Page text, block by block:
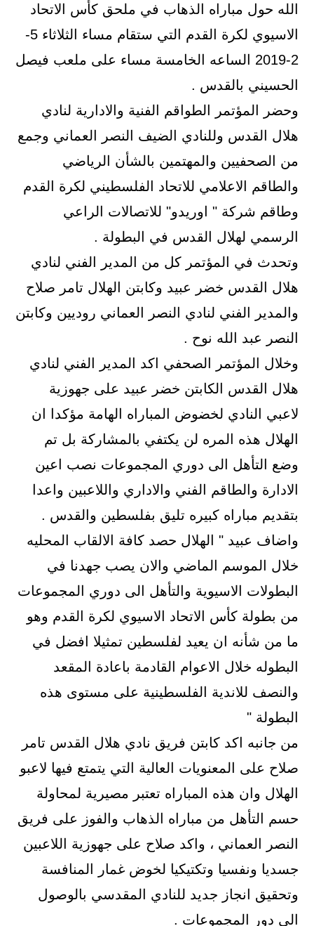
الله حول مباراه الذهاب في ملحق كأس الاتحاد
الاسيوي لكرة القدم التي ستقام مساء الثلاثاء 5-
2-2019 الساعه الخامسة مساء على ملعب فيصل
الحسيني بالقدس .
وحضر المؤتمر الطواقم الفنية والادارية لنادي
هلال القدس وللنادي الضيف النصر العماني وجمع
من الصحفيين والمهتمين بالشأن الرياضي
والطاقم الاعلامي للاتحاد الفلسطيني لكرة القدم
وطاقم شركة " اوريدو" للاتصالات الراعي
الرسمي لهلال القدس في البطولة .
وتحدث في المؤتمر كل من المدير الفني لنادي
هلال القدس خضر عبيد وكابتن الهلال تامر صلاح
والمدير الفني لنادي النصر العماني روديين وكابتن
النصر عبد الله نوح .
وخلال المؤتمر الصحفي اكد المدير الفني لنادي
هلال القدس الكابتن خضر عبيد على جهوزية
لاعبي النادي لخضوض المباراه الهامة مؤكدا ان
الهلال هذه المره لن يكتفي بالمشاركة بل تم
وضع التأهل الى دوري المجموعات نصب اعين
الادارة والطاقم الفني والاداري واللاعبين واعدا
بتقديم مباراه كبيره تليق بفلسطين والقدس .
واضاف عبيد " الهلال حصد كافة الالقاب المحليه
خلال الموسم الماضي والان يصب جهدنا في
البطولات الاسيوية والتأهل الى دوري المجموعات
من بطولة كأس الاتحاد الاسيوي لكرة القدم وهو
ما من شأنه ان يعيد لفلسطين تمثيلا افضل في
البطوله خلال الاعوام القادمة باعادة المقعد
والنصف للاندية الفلسطينية على مستوى هذه
البطولة "
من جانبه اكد كابتن فريق نادي هلال القدس تامر
صلاح على المعنويات العالية التي يتمتع فيها لاعبو
الهلال وان هذه المباراه تعتبر مصيرية لمحاولة
حسم التأهل من مباراه الذهاب والفوز على فريق
النصر العماني ، واكد صلاح على جهوزية اللاعبين
جسديا ونفسيا وتكتيكيا لخوض غمار المنافسة
وتحقيق انجاز جديد للنادي المقدسي بالوصول
الى دور المجموعات .